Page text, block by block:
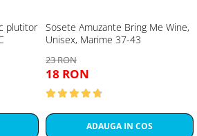
plutitor
Sosete Amuzante Bring Me Wine,
Unisex, Marime 37-43
23 RON
18 RON
ADAUGA IN COS